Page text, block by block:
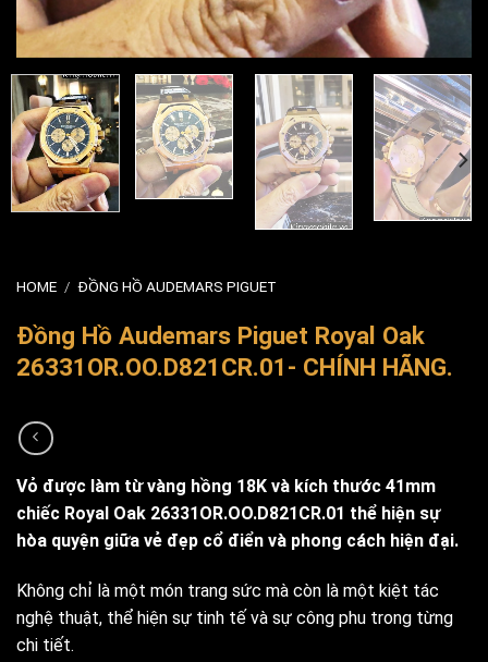
HOME / ĐỒNG HỒ AUDEMARS PIGUET
Đồng Hồ Audemars Piguet Royal Oak
26331OR.OO.D821CR.01- CHÍNH HÃNG.
Vỏ được làm từ vàng hồng 18K và kích thước 41mm
chiếc Royal Oak 26331OR.OO.D821CR.01 thể hiện sự
hòa quyện giữa vẻ đẹp cổ điển và phong cách hiện đại.
Không chỉ là một món trang sức mà còn là một kiệt tác
nghệ thuật, thể hiện sự tinh tế và sự công phu trong từng
chi tiết.